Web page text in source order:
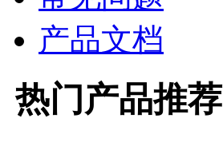
产品文档
热门产品推荐